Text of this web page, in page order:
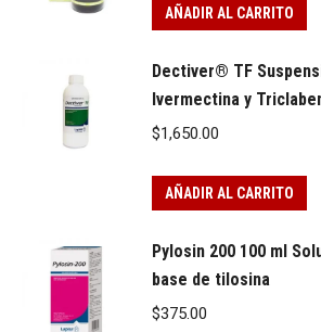
AÑADIR AL CARRITO
Dectiver® TF
Ivermectina y
$1,650.00
AÑADIR AL CARRITO
Pylosin 200 100 ml
base de tilosina
$375.00